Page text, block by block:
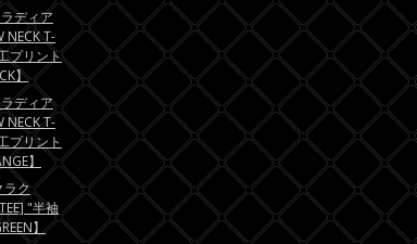
ディア
NECK T-
プリント
】
ラディア
NECK T-
プリント
】
ラク
"半袖
】